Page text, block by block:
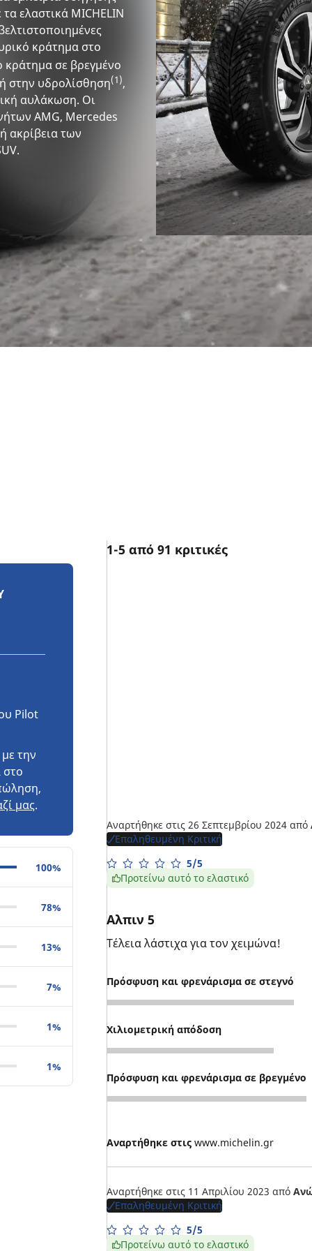
ελαστικά MICHELIN
κράτημα στο
κράτημα σε βρεγμένο
στην υδρολίσθηση(1),
αυλάκωση. Οι
AMG, Mercedes
ακρίβεια των
Pilot
την
στο
μας.
100%
78%
13%
7%
1%
1%
1-5 από 91 κριτικές
Αναρτήθηκε στις 26 Σεπτεμβρίου 2024 από
Επαληθευμένη Κριτική
5/5
Προτείνω αυτό το ελαστικό
Αλπιν 5
Τέλεια λάστιχα για τον χειμώνα!
Πρόσφυση και φρενάρισμα σε στεγνό
5
Χιλιομετρική απόδοση
5
Πρόσφυση και φρενάρισμα σε βρεγμένο
5
Αναρτήθηκε στιςwww.michelin.gr
Αναρτήθηκε στις 11 Απριλίου 2023 από
Επαληθευμένη Κριτική
5/5
Προτείνω αυτό το ελαστικό